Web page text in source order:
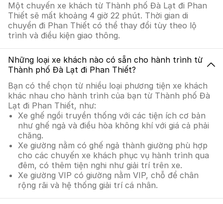
Một chuyến xe khách từ Thành phố Đà Lạt đi Phan
Thiết sẽ mất khoảng 4 giờ 22 phút. Thời gian di
chuyển đi Phan Thiết có thể thay đổi tùy theo lộ
trình và điều kiện giao thông.
Những loại xe khách nào có sẵn cho hành trình từ
Thành phố Đà Lạt đi Phan Thiết?
Bạn có thể chọn từ nhiều loại phương tiện xe khách
khác nhau cho hành trình của bạn từ Thành phố Đà
Lạt đi Phan Thiết, như:
Xe ghế ngồi truyền thống với các tiện ích cơ bản
như ghế ngả và điều hòa không khí với giá cả phải
chăng.
Xe giường nằm có ghế ngả thành giường phù hợp
cho các chuyến xe khách phục vụ hành trình qua
đêm, có thêm tiện nghi như giải trí trên xe.
Xe giường VIP có giường nằm VIP, chỗ để chân
rộng rãi và hệ thống giải trí cá nhân.